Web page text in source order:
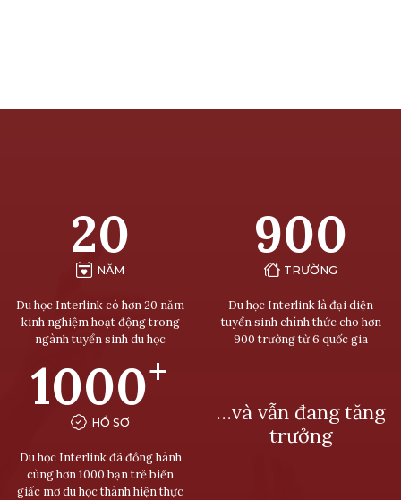
20
NĂM
Du học Interlink có hơn 20 năm
kinh nghiệm hoạt động trong
ngành tuyển sinh du học
900
TRƯỜNG
Du học Interlink là đại diện
tuyển sinh chính thức cho hơn
900 trường từ 6 quốc gia
1000+
HỒ SƠ
Du học Interlink đã đồng hành
cùng hơn 1000 bạn trẻ biến
giấc mơ du học thành hiện thực
…và vẫn đang tăng
trưởng